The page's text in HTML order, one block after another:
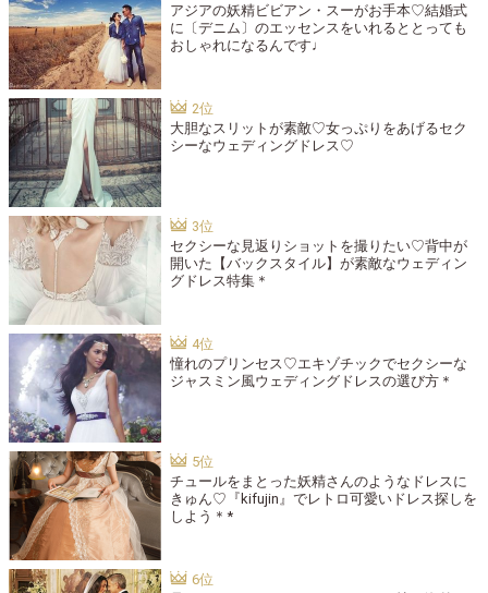
アジアの妖精ビビアン・スーがお手本♡結婚式
に〔デニム〕のエッセンスをいれるととっても
おしゃれになるんです♩
大胆なスリットが素敵♡女っぷりをあげるセク
シーなウェディングドレス♡
セクシーな見返りショットを撮りたい♡背中が
開いた【バックスタイル】が素敵なウェディン
グドレス特集＊
憧れのプリンセス♡エキゾチックでセクシーな
ジャスミン風ウェディングドレスの選び方＊
チュールをまとった妖精さんのようなドレスに
きゅん♡『kifujin』でレトロ可愛いドレス探しを
しよう＊*